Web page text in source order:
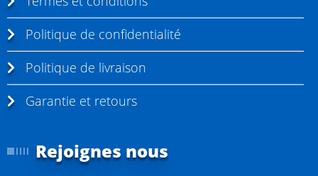
Politique de confidentialité
Politique de livraison
Garantie et retours
Rejoignes nous